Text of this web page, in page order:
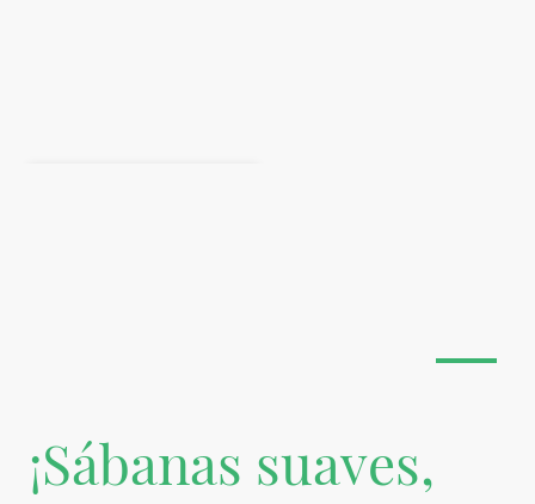
¡Sábanas suaves,